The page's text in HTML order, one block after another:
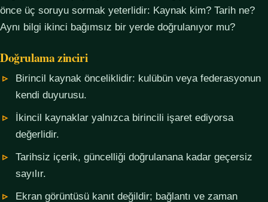
önce üç soruyu sormak yeterlidir: Kaynak kim? Tarih ne?
Aynı bilgi ikinci bağımsız bir yerde doğrulanıyor mu?
Doğrulama zinciri
Birincil kaynak önceliklidir: kulübün veya federasyonun
kendi duyurusu.
İkincil kaynaklar yalnızca birincili işaret ediyorsa
değerlidir.
Tarihsiz içerik, güncelliği doğrulanana kadar geçersiz
sayılır.
Ekran görüntüsü kanıt değildir; bağlantı ve zaman